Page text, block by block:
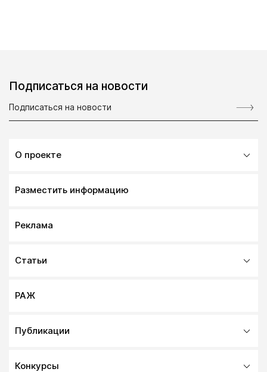
Подписаться на новости
О проекте
Разместить информацию
Реклама
Статьи
РАЖ
Публикации
Конкурсы